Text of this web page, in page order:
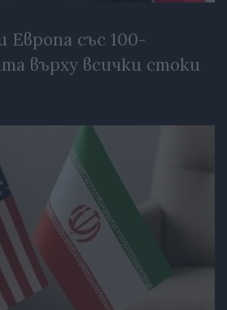
със 100-
върху всички стоки